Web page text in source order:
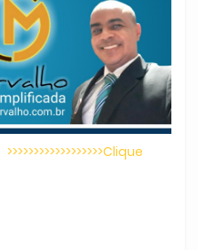
>>>>>>>>>>>>>>>>>>Clique